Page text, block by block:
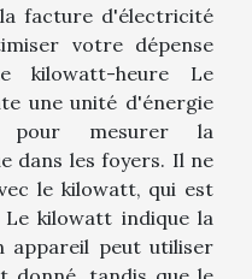
facture d'électricité
votre dépense
kilowatt-heure Le
une unité d'énergie
pour mesurer la
dans les foyers. Il ne
le kilowatt, qui est
kilowatt indique la
appareil peut utiliser